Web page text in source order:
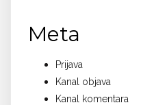
Meta
Prijava
Kanal objava
Kanal komentara